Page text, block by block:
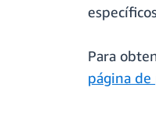
Para
página de